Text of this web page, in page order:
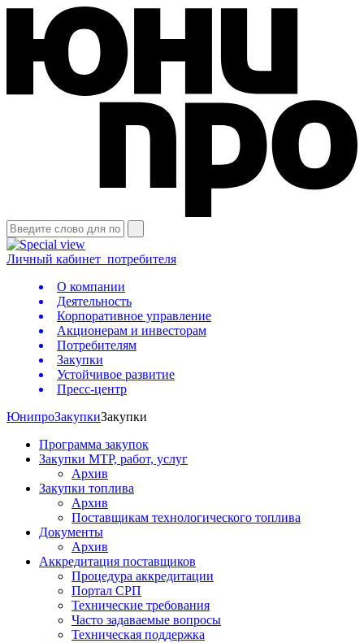
Личный кабинет потребителя
О компании
Деятельность
Корпоративное управление
Акционерам и инвесторам
Потребителям
Закупки
Устойчивое развитие
Пресс-центр
ЮнипроЗакупкиЗакупки
Программа закупок
Закупки МТР, работ, услуг
Архив
Закупки топлива
Архив
Поставщикам технологического топлива
Документы
Архив
Аккредитация поставщиков
Процедура аккредитации
Портал СРП
Технические требования
Часто задаваемые вопросы
Техническая поддержка